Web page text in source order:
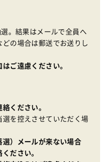
。結果はメールで全員へ
の場合は郵送でお送りし
ご遠慮ください。
ください。
を控えさせていただく場
選）メールが来ない場合
ださい。